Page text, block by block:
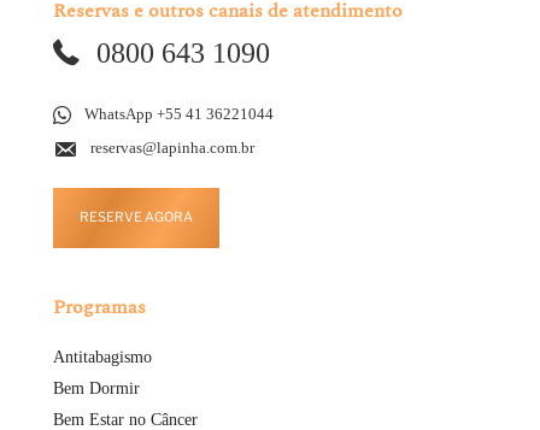
Reservas e outros canais de atendimento
0800 643 1090
WhatsApp +55 41 36221044
reservas@lapinha.com.br
RESERVE AGORA
Programas
Antitabagismo
Bem Dormir
Bem Estar no Câncer